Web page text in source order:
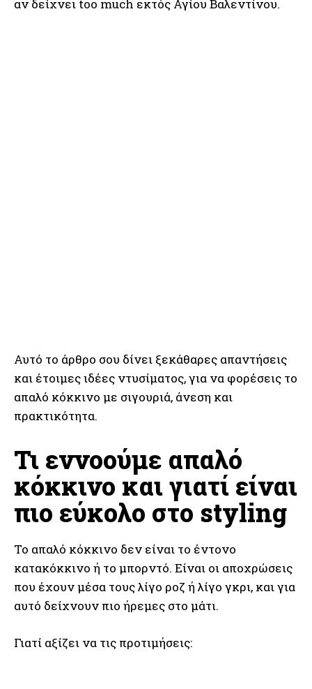
αν δείχνει too much εκτός Αγίου Βαλεντίνου.
Αυτό το άρθρο σου δίνει ξεκάθαρες απαντήσεις
και έτοιμες ιδέες ντυσίματος, για να φορέσεις το
απαλό κόκκινο με σιγουριά, άνεση και
πρακτικότητα.
Τι εννοούμε απαλό
κόκκινο και γιατί είναι
πιο εύκολο στο styling
Το απαλό κόκκινο δεν είναι το έντονο
κατακόκκινο ή το μπορντό. Είναι οι αποχρώσεις
που έχουν μέσα τους λίγο ροζ ή λίγο γκρι, και για
αυτό δείχνουν πιο ήρεμες στο μάτι.
Γιατί αξίζει να τις προτιμήσεις: